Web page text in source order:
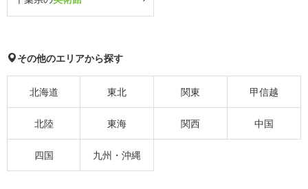
その他のエリアから探す
北海道 東北 関東 甲信越
北陸 東海 関西 中国
四国 九州・沖縄